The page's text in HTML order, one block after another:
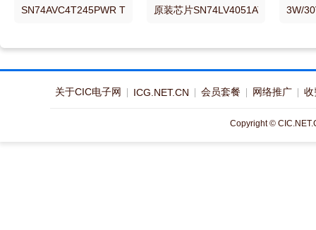
SN74AVC4T245PWR TSSOP-16 4位双电源总线收发器芯片 集成
原装芯片SN74LV4051ATPWRQ1
3W/
关于CIC电子网 ICG.NET.CN 会员套餐 网络推广 收
Copyright ©